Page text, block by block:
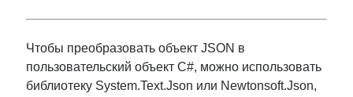
Чтобы преобразовать объект JSON в
пользовательский объект C#, можно использовать
библиотеку System.Text.Json или Newtonsoft.Json,